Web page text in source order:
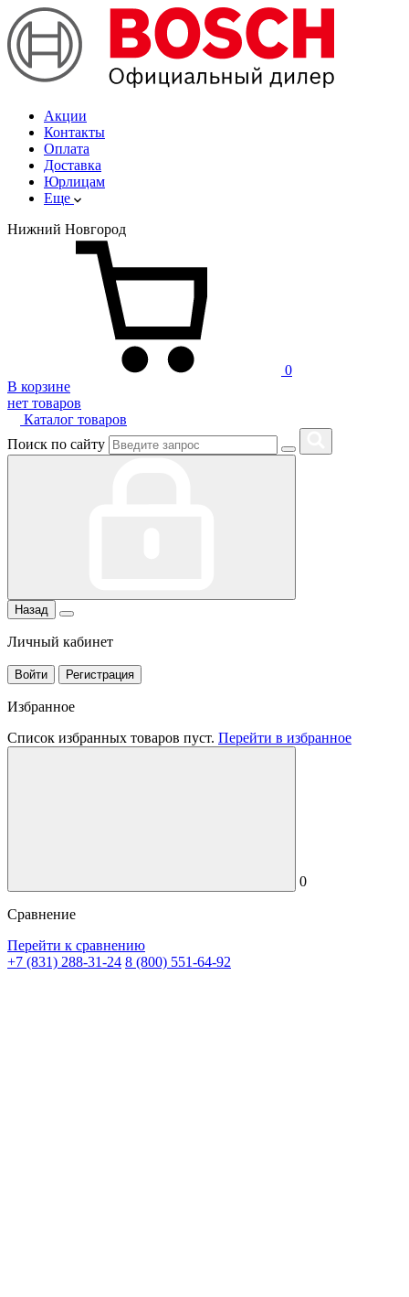
Акции
Контакты
Оплата
Доставка
Юрлицам
Еще
Нижний Новгород
0
В корзине
нет товаров
Каталог товаров
Поиск по сайту
Назад
Личный кабинет
Войти Регистрация
Избранное
Список избранных товаров пуст. Перейти в избранное
0
Сравнение
Перейти к сравнению
+7 (831) 288-31-24 8 (800) 551-64-92